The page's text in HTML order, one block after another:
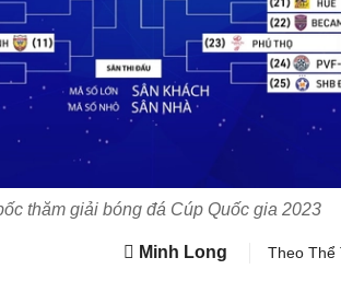
thăm giải bóng đá Cúp Quốc gia 2023
Minh Long Theo Thể